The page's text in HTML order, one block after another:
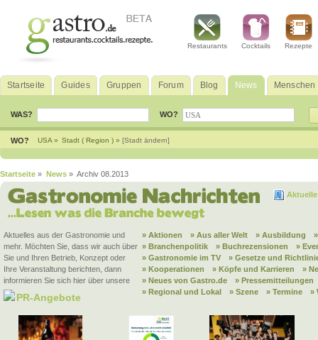
Restaurants Cocktails Rezepte
Startseite Guides Gruppen Forum Blog News Menschen
WAS? WO?
WO? USA » Stadt ( Region ) » [Stadt ändern]
Startseite » News » Archiv 08.2013
Aktuelles aus der Gastronomie und
mehr. Möchten Sie, dass wir auch über
Sie und Ihren Betrieb, Konzept oder
Ihre Veranstaltung berichten, dann
informieren Sie sich hier über unsere
PR-Angebote
» Aktionen » Aus aller Welt » Ausbildung
» Branchenpolitik
» Buchrezensionen
»
» Gastronomie im TV
» Gesetze und
» Kooperationen
» Köpfe und Karrieren
»
» Neues von Gastro.de
» Pressemitteilungen
» Regional und Lokal
» Szene » Termine »